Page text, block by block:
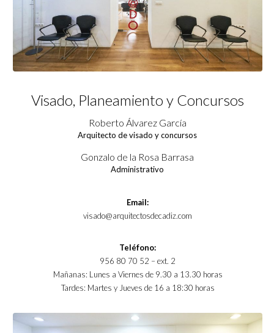
Visado, Planeamiento y Concursos
Roberto Álvarez García
Arquitecto de visado y concursos
Gonzalo de la Rosa Barrasa
Administrativo
Email:
visado@arquitectosdecadiz.com
Teléfono:
956 80 70 52 – ext. 2
Mañanas: Lunes a Viernes de 9.30 a 13.30 horas
Tardes: Martes y Jueves de 16 a 18:30 horas